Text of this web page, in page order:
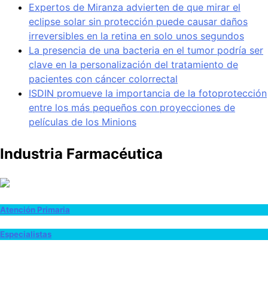
Expertos de Miranza advierten de que mirar el
eclipse solar sin protección puede causar daños
irreversibles en la retina en solo unos segundos
La presencia de una bacteria en el tumor podría ser
clave en la personalización del tratamiento de
pacientes con cáncer colorrectal
ISDIN promueve la importancia de la fotoprotección
entre los más pequeños con proyecciones de
películas de los Minions
Industria Farmacéutica
Atención Primaria
Especialistas